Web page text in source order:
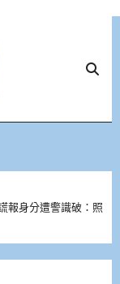
報身分遭警識破：照